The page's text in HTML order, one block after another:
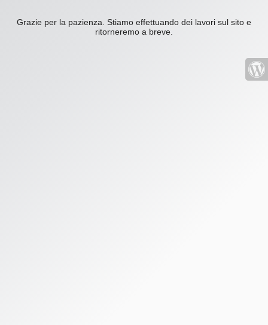
Grazie per la pazienza. Stiamo effettuando dei lavori sul sito e
ritorneremo a breve.